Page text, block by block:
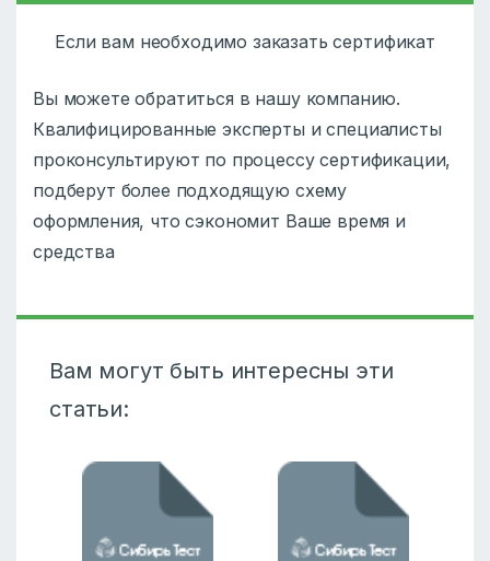
Если вам необходимо заказать сертификат
Вы можете обратиться в нашу компанию.
Квалифицированные эксперты и специалисты
проконсультируют по процессу сертификации,
подберут более подходящую схему
оформления, что сэкономит Ваше время и
средства
Вам могут быть интересны эти
статьи: